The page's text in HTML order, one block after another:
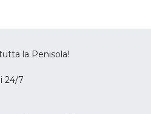
la Penisola!
24/7